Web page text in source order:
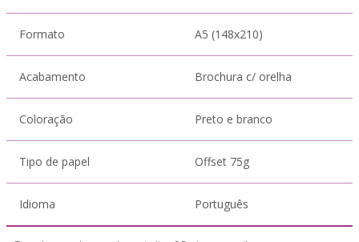
Formato A5 (148x210)
Acabamento Brochura c/ orelha
Coloração Preto e branco
Tipo de papel Offset 75g
Idioma Português